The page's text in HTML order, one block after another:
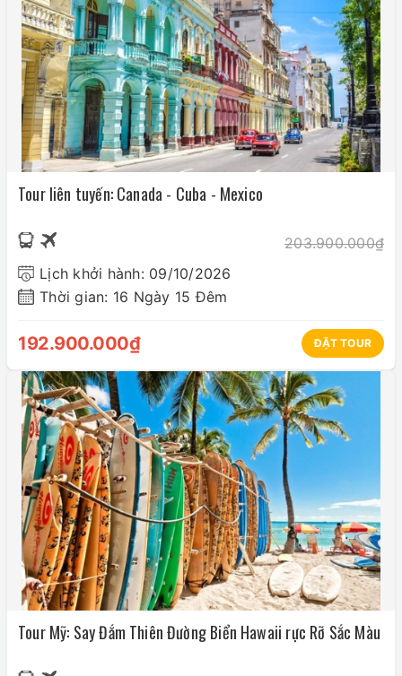
Tour liên tuyến: Canada - Cuba - Mexico
203.900.000₫
Lịch khởi hành: 09/10/2026
Thời gian: 16 Ngày 15 Đêm
192.900.000₫ ĐẶT TOUR
Tour Mỹ: Say Đắm Thiên Đường Biển Hawaii rực Rỡ Sắc Màu